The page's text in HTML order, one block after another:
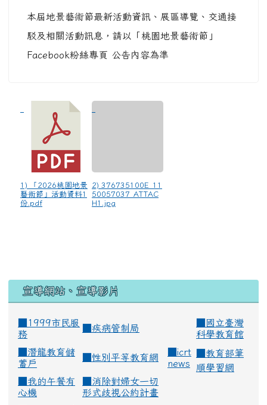
本屆地景藝術節最新活動資訊、展區導覽、交通接
駁及相關活動訊息，請以「桃園地景藝術節」
Facebook粉絲專頁 公告內容為準
1) 「2026桃園地景
藝術節」活動資料1
份.pdf
2) 376735100E_11
50057037_ATTAC
H1.jpg
宣導網站、宣導影片
■1999市民服
務
疾病管制局
國立臺灣
科學教育館
潛龍教育儲
蓄戶
性別平等教育網
icrt
news
教育部筆
順學習網
我的午餐有
心機
消除對婦女一切
形式歧視公約計畫